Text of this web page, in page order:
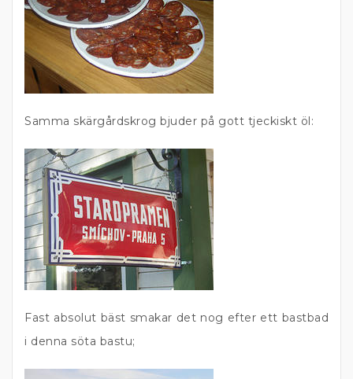
Samma skärgårdskrog bjuder på gott tjeckiskt öl:
Fast absolut bäst smakar det nog efter ett bastbad
i denna söta bastu;